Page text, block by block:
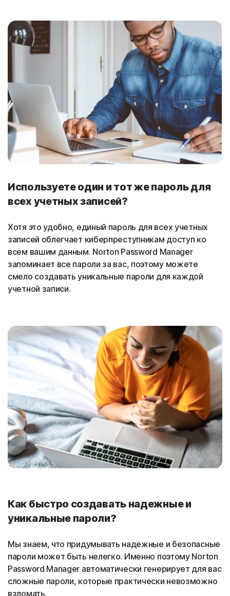
Используете один и тот же пароль для
всех учетных записей?
Хотя это удобно, единый пароль для всех учетных
записей облегчает киберпреступникам доступ ко
всем вашим данным. Norton Password Manager
запоминает все пароли за вас, поэтому можете
смело создавать уникальные пароли для каждой
учетной записи.
Как быстро создавать надежные и
уникальные пароли?
Мы знаем, что придумывать надежные и безопасные
пароли может быть нелегко. Именно поэтому Norton
Password Manager автоматически генерирует для вас
сложные пароли, которые практически невозможно
взломать.